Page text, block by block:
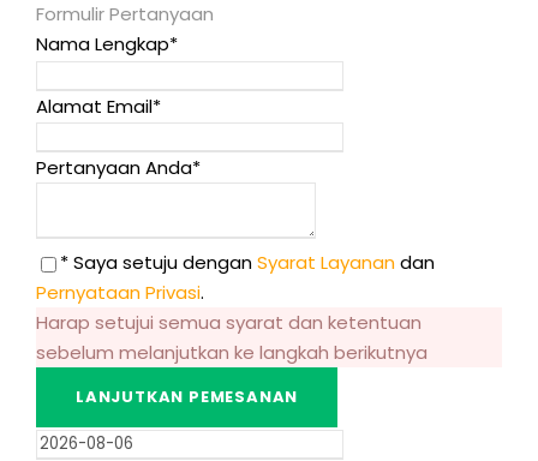
Formulir Pertanyaan
Nama Lengkap*
Alamat Email*
Pertanyaan Anda*
* Saya setuju denganSyarat Layanandan
Pernyataan Privasi.
Harap setujui semua syarat dan ketentuan
sebelum melanjutkan ke langkah berikutnya